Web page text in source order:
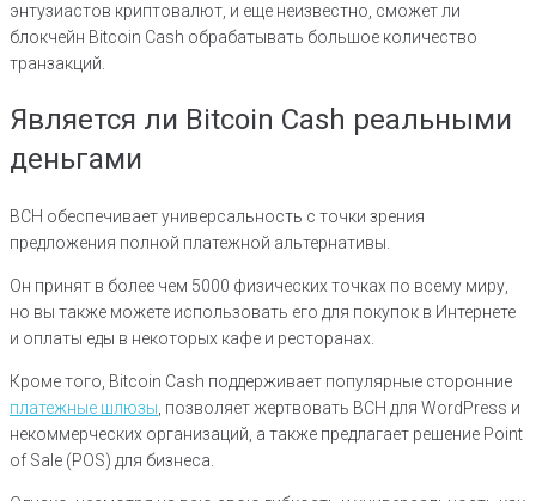
энтузиастов криптовалют, и еще неизвестно, сможет ли
блокчейн Bitcoin Cash обрабатывать большое количество
транзакций.
Является ли Bitcoin Cash реальными
деньгами
BCH обеспечивает универсальность с точки зрения
предложения полной платежной альтернативы.
Он принят в более чем 5000 физических точках по всему миру,
но вы также можете использовать его для покупок в Интернете
и оплаты еды в некоторых кафе и ресторанах.
Кроме того, Bitcoin Cash поддерживает популярные сторонние
платежные шлюзы , позволяет жертвовать BCH для WordPress и
некоммерческих организаций, а также предлагает решение Point
of Sale (POS) для бизнеса.